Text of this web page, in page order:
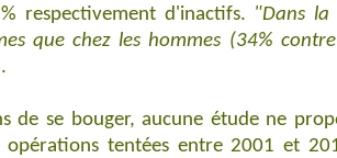
respectivement d'inactifs. "Dans la
que chez les hommes (34%
se bouger, aucune étude ne
tentées entre 2001 et